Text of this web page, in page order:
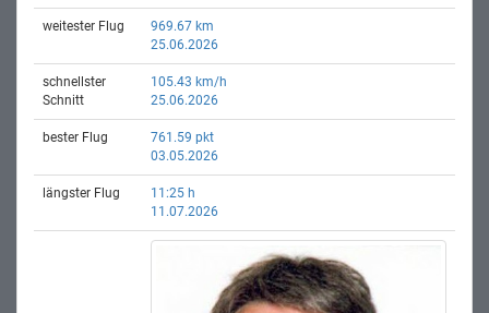
weitester Flug
969.67 km
25.06.2026
schnellster
Schnitt
105.43 km/h
25.06.2026
bester Flug
761.59 pkt
03.05.2026
längster Flug
11:25 h
11.07.2026